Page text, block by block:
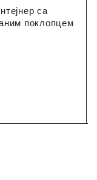
са
поклопцем